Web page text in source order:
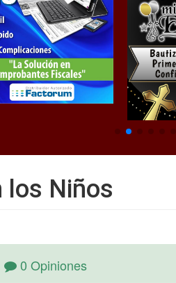
los Niños
0 Opiniones